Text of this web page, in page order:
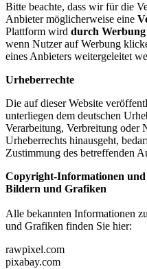
Bitte beachte, dass wir für die
Anbieter möglicherweise eine
Plattform wird durch
wenn Nutzer auf Werbung
eines Anbieters weitergeleitet
Urheberrechte
Die auf dieser Website
unterliegen dem deutschen
Verarbeitung, Verbreitung oder
Urheberrechts hinausgeht,
Zustimmung des betreffenden
Copyright-Informationen und
Bildern und Grafiken
Alle bekannten Informationen
und Grafiken finden Sie hier:
rawpixel.com
pixabay.com